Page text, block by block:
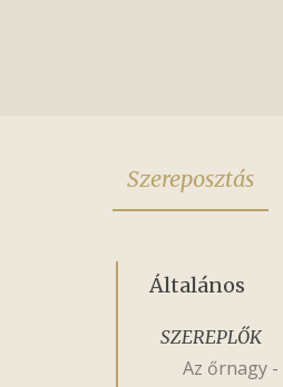
Szereposztás
Általános
SZEREPLŐK
Az őrnagy -